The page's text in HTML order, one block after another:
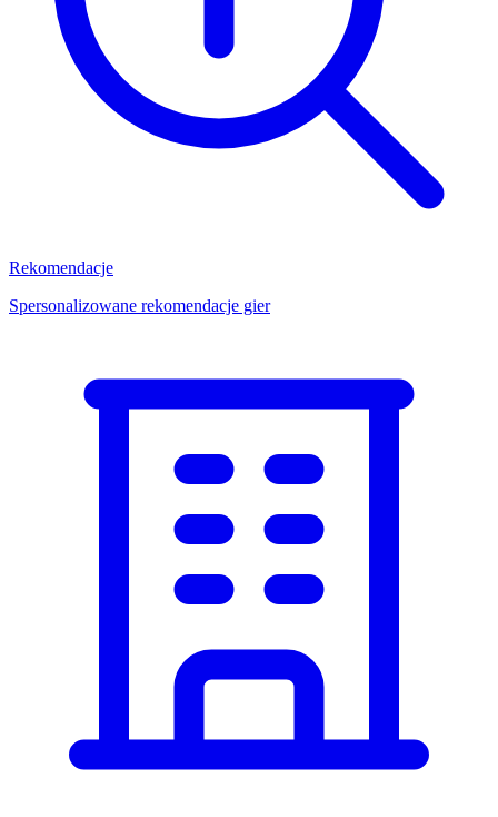
Rekomendacje
Spersonalizowane rekomendacje gier